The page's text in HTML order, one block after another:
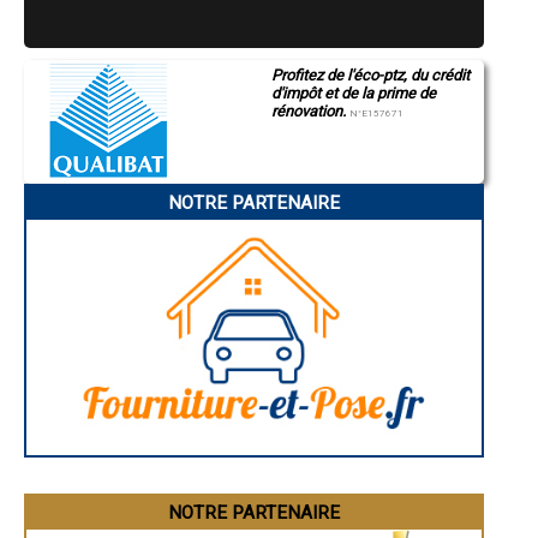
- Installateur poseur Poêles à Bois à Gassin
- Installateur poseur Poêles à Bois à La Motte
- Installateur poseur Poêles à Bois à Le Plan-de-la-Tour
- Installateur poseur Poêles à Bois à Besse-sur-Issole
- Installateur poseur Poêles à Bois à Adrets-de-l'Estérel
- Installateur poseur Poêles à Bois à Tourrettes
- Installateur poseur Poêles à Bois à Seillans
- Installateur poseur Poêles à Bois à Néoules
- Installateur poseur Poêles à Bois à Solliès-Ville
- Installateur poseur Poêles à Bois à Belgentier
- Installateur poseur Poêles à Bois à Ramatuelle
- Installateur poseur Poêles à Bois à Bras
- Installateur poseur Poêles à Bois à Bagnols-en-Forêt
- Installateur poseur Poêles à Bois à Évenos
- Installateur poseur Poêles à Bois à La Roquebrussanne
- Installateur poseur Poêles à Bois à Forcalqueiret
- Installateur poseur Poêles à Bois à Le Thoronet
- Installateur poseur Poêles à Bois à Aups
- Installateur poseur Poêles à Bois à Régusse
Profitez de l'éco-ptz, du crédit
d'impôt et de la prime de
rénovation. N°E157671
NOTRE PARTENAIRE
NOTRE PARTENAIRE